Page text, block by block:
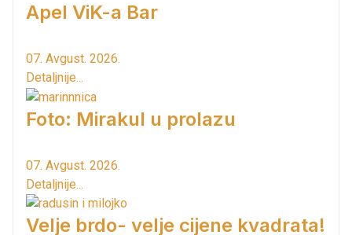
Apel ViK-a Bar
07. Avgust. 2026.
Detaljnije...
Foto: Mirakul u prolazu
07. Avgust. 2026.
Detaljnije...
Velje brdo- velje cijene kvadrata!